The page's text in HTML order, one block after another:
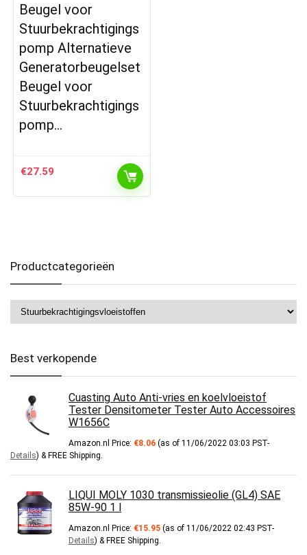
Beugel voor
Stuurbekrachtigings
pomp Alternatieve
Generatorbeugelset
Beugel voor
Stuurbekrachtigings
pomp…
€27.59
Productcategorieën
Best verkopende
Cuasting Auto Anti-vries en koelvloeistof
Tester Densitometer Tester Auto Accessoires
W1656C
Amazon.nl Price: €8.06 (as of 11/06/2022 03:03 PST-
Details) & FREE Shipping.
LIQUI MOLY 1030 transmissieolie (GL4) SAE
85W-90 1 l
Amazon.nl Price: €15.95 (as of 11/06/2022 02:43 PST-
Details) & FREE Shipping.